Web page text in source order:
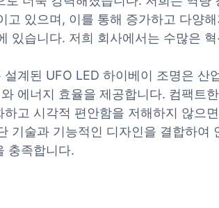
있으며, 이를 통해 증가하고 다양
있습니다. 저희 회사에서는 수많은
계된 UFO LED 하이베이 조명은 산
에너지 효율을 제공합니다. 컴팩트
고 시각적 편안함을 저해하지 않으
기술과 기능적인 디자인을 결합하여
충족합니다.